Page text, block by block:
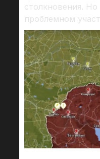
столкновения.
проблемном